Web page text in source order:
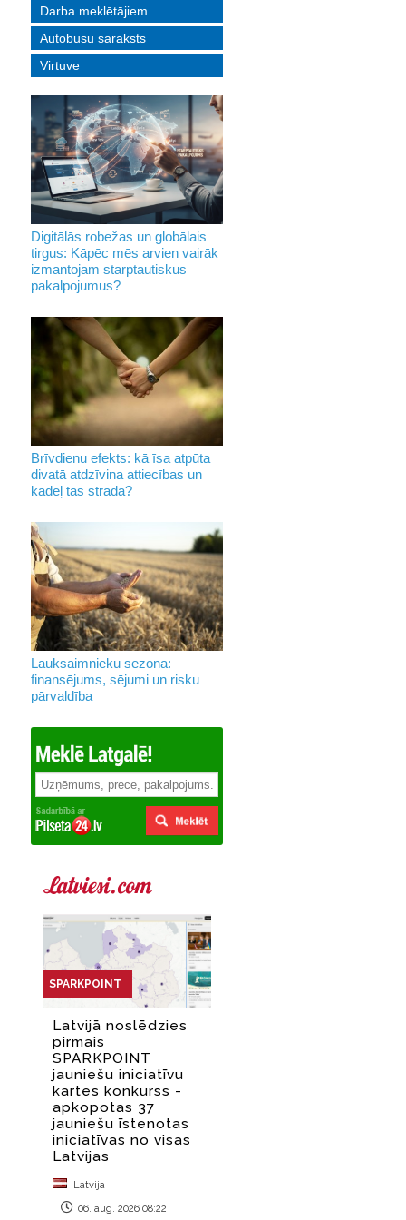
Darba meklētājiem
Autobusu saraksts
Virtuve
Digitālās robežas un globālais
tirgus: Kāpēc mēs arvien vairāk
izmantojam starptautiskus
pakalpojumus?
Brīvdienu efekts: kā īsa atpūta
divatā atdzīvina attiecības un
kādēļ tas strādā?
Lauksaimnieku sezona:
finansējums, sējumi un risku
pārvaldība